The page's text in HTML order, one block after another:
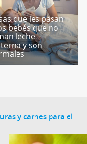
que les pasan
bebés que no
leche
y son
y carnes para el